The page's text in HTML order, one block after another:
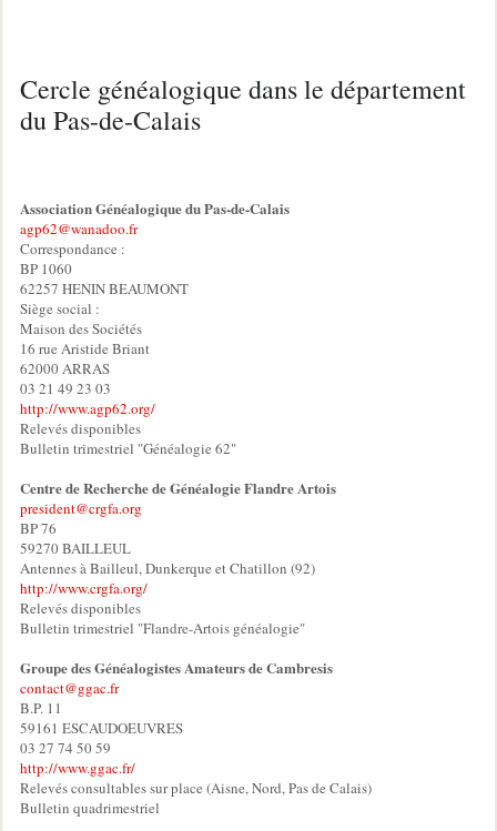
Cercle généalogique dans le département
du Pas-de-Calais
Association Généalogique du Pas-de-Calais
agp62@wanadoo.fr
Correspondance :
BP 1060
62257 HENIN BEAUMONT
Siège social :
Maison des Sociétés
16 rue Aristide Briant
62000 ARRAS
03 21 49 23 03
http://www.agp62.org/
Relevés disponibles
Bulletin trimestriel "Généalogie 62"
Centre de Recherche de Généalogie Flandre Artois
president@crgfa.org
BP 76
59270 BAILLEUL
Antennes à Bailleul, Dunkerque et Chatillon (92)
http://www.crgfa.org/
Relevés disponibles
Bulletin trimestriel "Flandre-Artois généalogie"
Groupe des Généalogistes Amateurs de Cambresis
contact@ggac.fr
B.P. 11
59161 ESCAUDOEUVRES
03 27 74 50 59
http://www.ggac.fr/
Relevés consultables sur place (Aisne, Nord, Pas de Calais)
Bulletin quadrimestriel